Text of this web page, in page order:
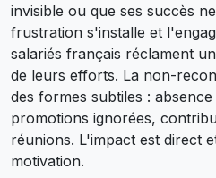
invisible ou que ses succès
frustration s'installe et
salariés français réclament
de leurs efforts. La non-
des formes subtiles :
promotions ignorées,
réunions. L'impact est direct
motivation.